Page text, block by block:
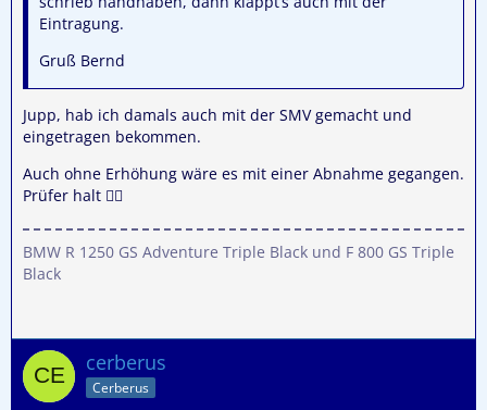
Eintragung.
Gruß Bernd
Jupp, hab ich damals auch mit der SMV gemacht und
eingetragen bekommen.
Auch ohne Erhöhung wäre es mit einer Abnahme gegangen.
Prüfer halt 🤷‍♂️
BMW R 1250 GS Adventure Triple Black und F 800 GS Triple
Black
cerberus
Cerberus